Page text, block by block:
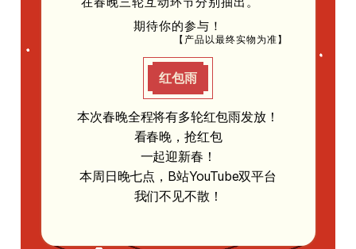
期待你的参与！
【产品以最终实物为准】
红包雨
本次春晚全程将有多轮红包雨发放！
看春晚，抢红包
一起迎新春！
本周日晚七点，B站YouTube双平台
我们不见不散！